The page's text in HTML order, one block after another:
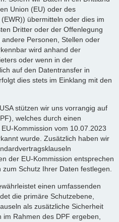
Union (EU) oder des
übermitteln oder dies im
Dritter oder der Offenlegung
Personen, Stellen oder
wird anhand der
oder wenn in der
auf den Datentransfer in
dies stets im Einklang mit den
stützen wir uns vorrangig auf
welches durch einen
Kommission vom 10.07.2023
wurde. Zusätzlich haben wir
der EU-Kommission entsprechen
Schutz Ihrer Daten festlegen.
einen umfassenden
die primäre Schutzebene,
als zusätzliche Sicherheit
Rahmen des DPF ergeben,